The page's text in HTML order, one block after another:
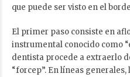
que puede ser visto en el
El primer paso consiste en
instrumental conocido como
dentista procede a extraerlo
“forcep”. En líneas